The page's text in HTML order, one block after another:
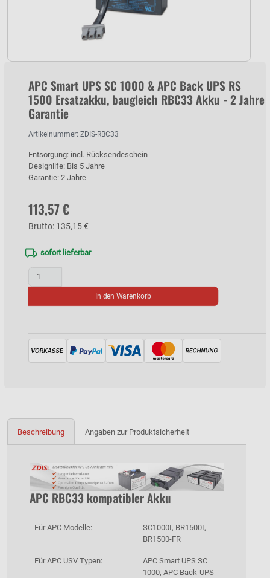
APC Smart UPS SC 1000 & APC Back UPS RS
1500 Ersatzakku, baugleich RBC33 Akku - 2 Jahre
Garantie
Artikelnummer: ZDIS-RBC33
Entsorgung: incl. Rücksendeschein
Designlife: Bis 5 Jahre
Garantie: 2 Jahre
113,57 €
Brutto: 135,15 €
sofort lieferbar
In den Warenkorb
Beschreibung Angaben zur Produktsicherheit
APC RBC33 kompatibler Akku
Für APC Modelle:
SC1000I, BR1500I,
BR1500-FR
Für APC USV Typen:
APC Smart UPS SC
1000, APC Back-UPS